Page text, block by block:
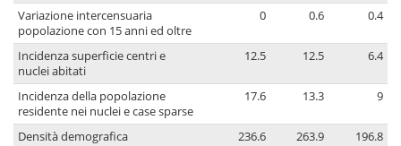
Variazione intercensuaria
popolazione con 15 anni ed oltre
0 0.6 0.4
Incidenza superficie centri e
nuclei abitati
12.5 12.5 6.4
Incidenza della popolazione
residente nei nuclei e case sparse
17.6 13.3 9
Densità demografica 236.6 263.9 196.8